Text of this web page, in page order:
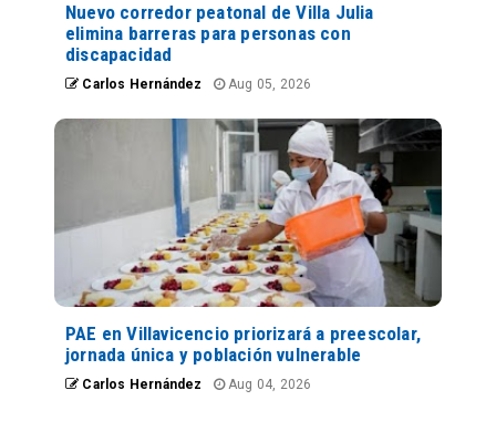
Nuevo corredor peatonal de Villa Julia
elimina barreras para personas con
discapacidad
Carlos Hernández Aug 05, 2026
PAE en Villavicencio priorizará a preescolar,
jornada única y población vulnerable
Carlos Hernández Aug 04, 2026